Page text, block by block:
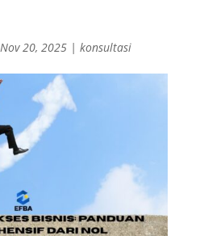
Nov 20, 2025| konsultasi